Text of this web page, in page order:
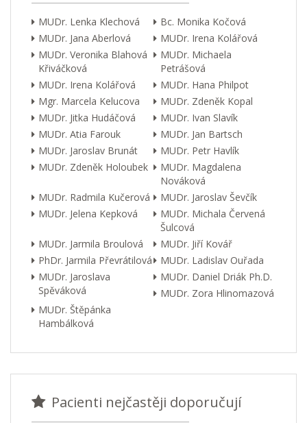
MUDr. Lenka Klechová
Bc. Monika Kočová
MUDr. Jana Aberlová
MUDr. Irena Kolářová
MUDr. Veronika Blahová
Křiváčková
MUDr. Michaela
Petrášová
MUDr. Irena Kolářová
MUDr. Hana Philpot
Mgr. Marcela Kelucova
MUDr. Zdeněk Kopal
MUDr. Jitka Hudáčová
MUDr. Ivan Slavík
MUDr. Atia Farouk
MUDr. Jan Bartsch
MUDr. Jaroslav Brunát
MUDr. Petr Havlík
MUDr. Zdeněk Holoubek
MUDr. Magdalena
Nováková
MUDr. Radmila Kučerová
MUDr. Jaroslav Ševčík
MUDr. Jelena Kepková
MUDr. Michala Červená
Šulcová
MUDr. Jarmila Broulová
MUDr. Jiří Kovář
PhDr. Jarmila Převrátilová
MUDr. Ladislav Ouřada
MUDr. Jaroslava
Spěváková
MUDr. Daniel Driák Ph.D.
MUDr. Zora Hlinomazová
MUDr. Štěpánka
Hambálková
Pacienti nejčastěji doporučují